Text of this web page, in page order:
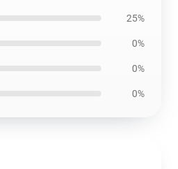
25%
0%
0%
0%